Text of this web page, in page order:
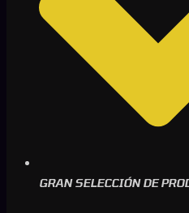
GRAN SELECCIÓN DE